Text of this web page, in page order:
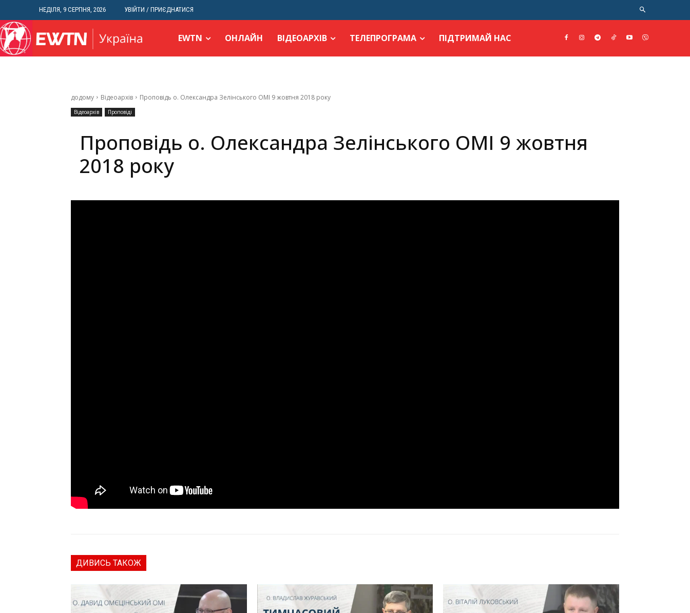
НЕДІЛЯ, 9 СЕРПНЯ, 2026 УВІЙТИ / ПРИЄДНАТИСЯ
EWTN ОНЛАЙН ВІДЕОАРХІВ ТЕЛЕПРОГРАМА ПІДТРИМАЙ НАС
додому Відеоархів Проповідь о. Олександра Зелінського ОМІ 9 жовтня 2018 року
Відеоархів Проповіді
Проповідь о. Олександра Зелінського ОМІ 9 жовтня
2018 року
ДИВИСЬ ТАКОЖ